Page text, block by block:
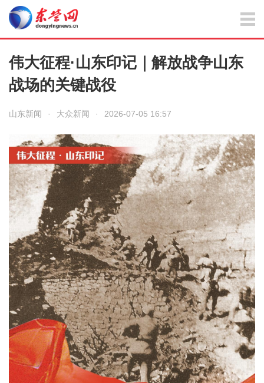
伟大征程·山东印记｜解放战争山东
战场的关键战役
山东新闻 · 大众新闻 · 2026-07-05 16:57